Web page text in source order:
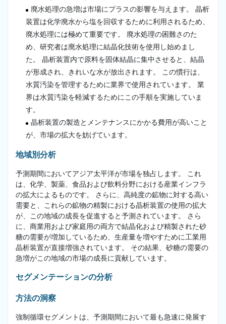
廃水処理の急増は市場にプラスの影響を与えます。 晶析
装置は化学廃水から塩を回収するために利用されるため、
廃水処理には極めて重要です。 廃水処理の困難さのた
め、研究者は廃水処理に結晶化技術を使用し始めまし
た。 晶析装置内で原料を固体結晶に集中させると、結晶
が形成され、きれいな水が放出されます。 この慣行は、
水質汚染を管理するために業界で使用されています。 業
界は水質汚染を軽減するためにこの手順を実施していま
す。
晶析装置の製造とメンテナンスにかかる費用が高いこと
が、市場の拡大を妨げています。
地域別分析
予測期間においてアジア太平洋が市場を独占します。 これ
は、化学、製薬、食品および飲料分野における産業インフラ
の拡大によるものです。 さらに、高純度の鉱物に対する高い
需要と、これらの鉱物の精製における晶析装置の使用の拡大
が、この地域の成長を促進すると予測されています。 さら
に、商業用および家庭用の両方で結晶化および精製された砂
糖の需要が増加しているため、生産量を増やすために工業用
晶析装置が直接増強されています。 その結果、砂糖の需要の
急増がこの地域の市場の成長に貢献しています。
セグメンテーションの分析
方法の洞察
強制循環セグメントは、予測期間において最も急速に発展す